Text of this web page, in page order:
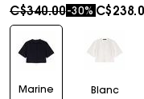
Price reduced from
C$340.00to
-30%
Marine Blanc